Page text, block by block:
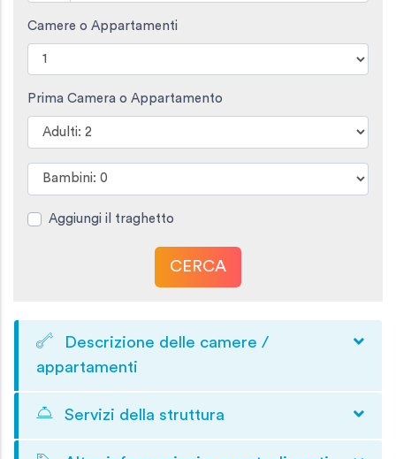
Camere o Appartamenti
Prima Camera o Appartamento
Aggiungi il traghetto
CERCA
Descrizione delle camere /
appartamenti
Servizi della struttura